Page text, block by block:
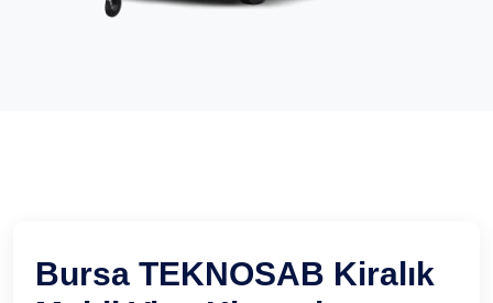
Bursa TEKNOSAB Kiralık